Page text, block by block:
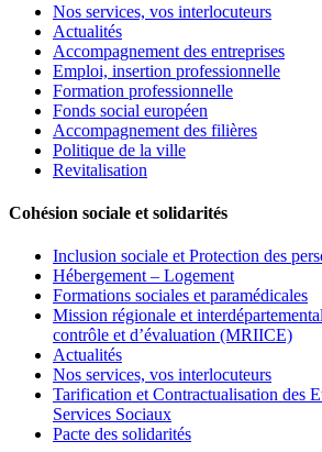
Nos services, vos interlocuteurs
Actualités
Accompagnement des entreprises
Emploi, insertion professionnelle
Formation professionnelle
Fonds social européen
Accompagnement des filières
Politique de la ville
Revitalisation
Cohésion sociale et solidarités
Inclusion sociale et Protection des
Hébergement – Logement
Formations sociales et paramédicales
Mission régionale et
contrôle et d’évaluation (MRIICE)
Actualités
Nos services, vos interlocuteurs
Tarification et Contractualisation des
Services Sociaux
Pacte des solidarités